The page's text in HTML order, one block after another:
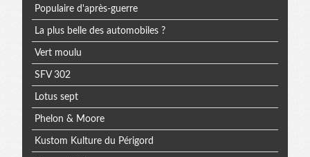
Populaire d'après-guerre
La plus belle des automobiles ?
Vert moulu
SFV 302
Lotus sept
Phelon & Moore
Kustom Kulture du Périgord